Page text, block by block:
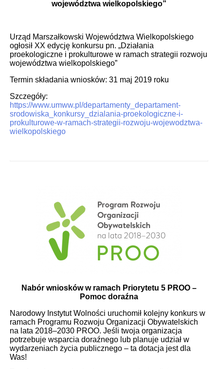
województwa wielkopolskiego”
Urząd Marszałkowski Województwa Wielkopolskiego
ogłosił XX edycję konkursu pn. „Działania
proekologiczne i prokulturowe w ramach strategii rozwoju
województwa wielkopolskiego”
Termin składania wniosków: 31 maj 2019 roku
Szczegóły:
https://www.umww.pl/departamenty_departament-
srodowiska_konkursy_dzialania-proekologiczne-i-
prokulturowe-w-ramach-strategii-rozwoju-wojewodztwa-
wielkopolskiego
Nabór wniosków w ramach Priorytetu 5 PROO –
Pomoc doraźna
Narodowy Instytut Wolności uruchomił kolejny konkurs w
ramach Programu Rozwoju Organizacji Obywatelskich
na lata 2018–2030 PROO. Jeśli twoja organizacja
potrzebuje wsparcia doraźnego lub planuje udział w
wydarzeniach życia publicznego – ta dotacja jest dla
Was!